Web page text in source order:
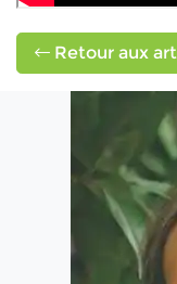
Retour aux